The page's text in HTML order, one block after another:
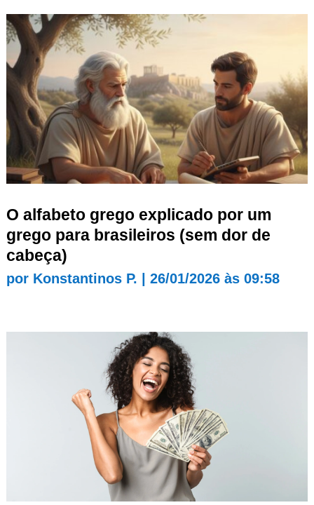
O alfabeto grego explicado por um
grego para brasileiros (sem dor de
cabeça)
por Konstantinos P. 26/01/2026 às 09:58